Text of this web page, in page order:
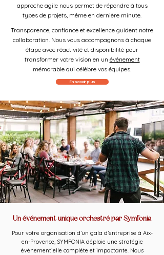
approche agile nous permet de répondre à tous
types de projets, même en dernière minute.
Transparence, confiance et excellence guident notre
collaboration. Nous vous accompagnons à chaque
étape avec réactivité et disponibilité pour
transformer votre vision en un événement
mémorable qui célèbre vos équipes.
En savoir plus
Un événement unique orchestré par Symfonia
Pour votre organisation d’un gala d’entreprise à Aix-
en-Provence, SYMFONIA déploie une stratégie
événementielle complète et impactante. Nous